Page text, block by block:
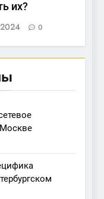
их?
0